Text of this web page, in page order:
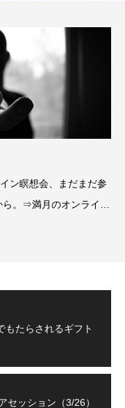
ン瞑想会、まだまだ参
。⇒満月のオンライン
もたらされるギフト
セッション（3/26）